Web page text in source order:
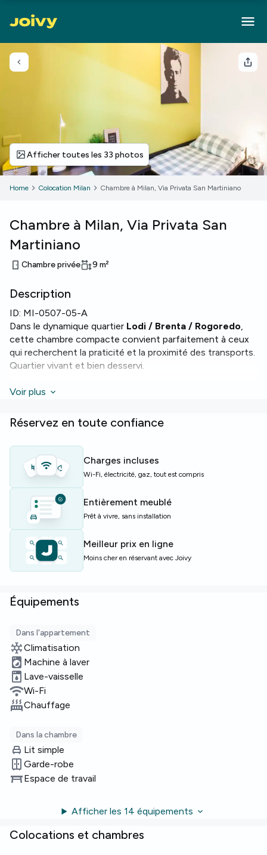
Retour
Afficher toutes les 33 photos
Home Colocation Milan Chambre à Milan, Via Privata San Martiniano
Chambre à Milan, Via Privata San
Martiniano
Chambre privée 9 m²
Description
ID: MI-0507-05-A
Dans le dynamique quartier Lodi / Brenta / Rogoredo,
cette chambre compacte convient parfaitement à ceux
qui recherchent la praticité et la proximité des transports.
Quartier vivant et bien desservi.
La chambre fait 9 m² avec un lit simple et donne accès à
comprend leWi‑Fi , le chauffage, un
quotidien.
L’immeuble dispose d’unascenseur. Le logement s’étend
sur 150 m² avec 6 pièces, 6 lits et 3 salles de bain, offrant
de généreux espaces communs.
Idéal pour étudiants ou jeunes actifs à la recherche d’un
pied‑à‑terre pratique à Milan avec des services partagés
et une atmosphère conviviale.
Places limitées — prenez rendez‑vous rapidement !
Voir plus
Réservez en toute confiance
Charges incluses
Wi-Fi, électricité, gaz, tout est compris
Entièrement meublé
Prêt à vivre, sans installation
Meilleur prix en ligne
Moins cher en réservant avec Joivy
Équipements
Dans l'appartement
Climatisation
Machine à laver
Lave-vaisselle
Wi-Fi
Chauffage
Dans la chambre
Lit simple
Garde-robe
Espace de travail
Afficher les 14 équipements
Colocations et chambres